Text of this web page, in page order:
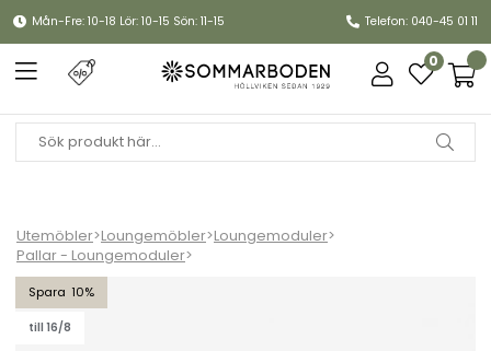
Mån-Fre: 10-18 Lör: 10-15 Sön: 11-15 Telefon: 040-45 01 11
0
Utemöbler>Loungemöbler>Loungemoduler>
Pallar - Loungemoduler>
10
till 16/8
Delux fotpall - svart/teddy beige dyna